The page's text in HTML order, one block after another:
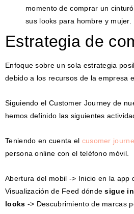
momento de comprar un
sus looks para hombre y mujer.
Estrategia de
Enfoque sobre un sola estrategia
debido a los recursos de la empresa
Siguiendo el Customer Journey de
hemos definido las siguientes
Teniendo en cuenta el cusomer
persona online con el teléfono móvil.
Abertura del mobil -> Inicio en la app
Visualización de Feed dóndesigue
looks -> Descubrimiento de marcas